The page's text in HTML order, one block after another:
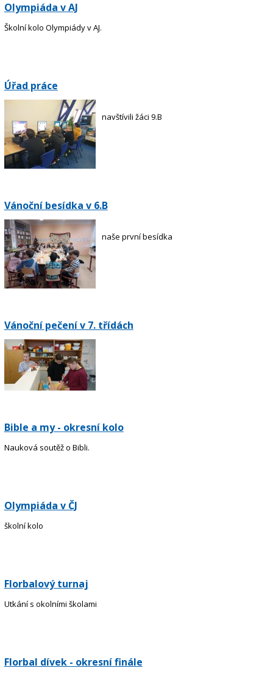
Olympiáda v AJ
Školní kolo Olympiády v AJ.
Úřad práce
navštívili žáci 9.B
Vánoční besídka v 6.B
naše první besídka
Vánoční pečení v 7. třídách
Bible a my - okresní kolo
Nauková soutěž o Bibli.
Olympiáda v ČJ
školní kolo
Florbalový turnaj
Utkání s okolními školami
Florbal dívek - okresní finále